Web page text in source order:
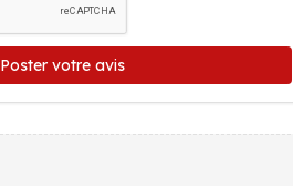
Poster votre avis